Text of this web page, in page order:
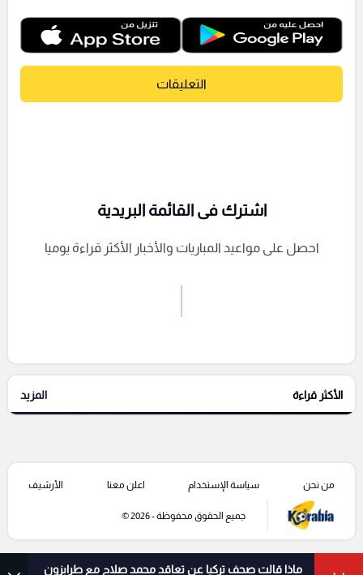
التعليقات
إرسال تعليق
التعليقات السابقة
اشترك فى القائمة البريدية
احصل على مواعيد المباريات والأخبار الأكثر قراءة يوميا
الأكثر قراءة المزيد
ماذا قالت صحف تركيا عن تعاقد محمد صلاح مع طرابزون
من نحن سياسة الإستخدام اعلن معنا الأرشيف
جميع الحقوق محفوظة - 2026 ©